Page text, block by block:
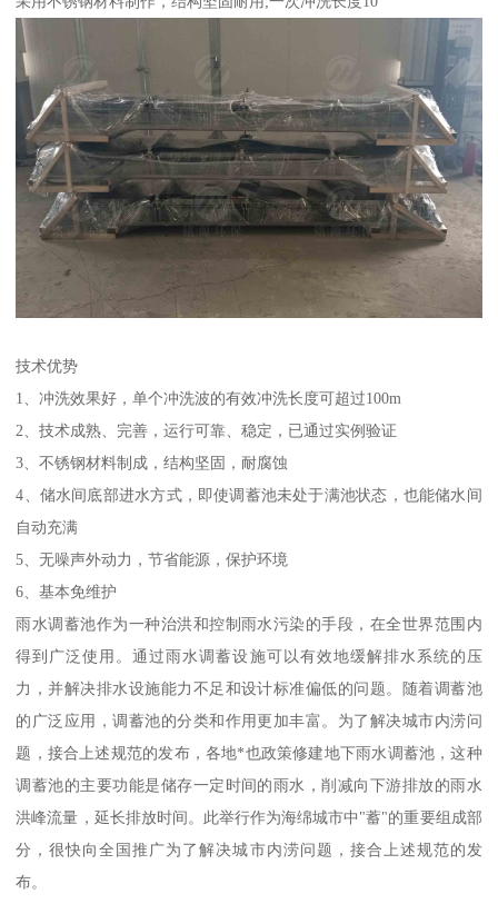
技术优势
1、冲洗效果好，单个冲洗波的有效冲洗长度可超过100m
2、技术成熟、完善，运行可靠、稳定，已通过实例验证
3、不锈钢材料制成，结构坚固，耐腐蚀
4、储水间底部进水方式，即使调蓄池未处于满池状态，也能储水间
自动充满
5、无噪声外动力，节省能源，保护环境
6、基本免维护
雨水调蓄池作为一种治洪和控制雨水污染的手段，在全世界范围内
得到广泛使用。通过雨水调蓄设施可以有效地缓解排水系统的压
力，并解决排水设施能力不足和设计标准偏低的问题。随着调蓄池
的广泛应用，调蓄池的分类和作用更加丰富。为了解决城市内涝问
题，接合上述规范的发布，各地*也政策修建地下雨水调蓄池，这种
调蓄池的主要功能是储存一定时间的雨水，削减向下游排放的雨水
洪峰流量，延长排放时间。此举行作为海绵城市中"蓄"的重要组成部
分，很快向全国推广为了解决城市内涝问题，接合上述规范的发
布。